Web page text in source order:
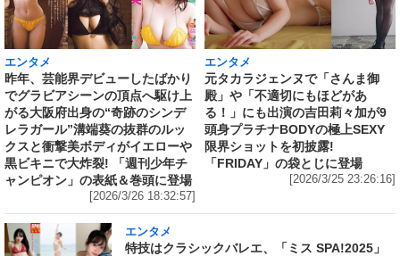
エンタメ
昨年、芸能界デビューしたばかり
でグラビアシーンの頂点へ駆け上
がる大阪府出身の“奇跡のシンデ
レラガール”溝端葵の抜群のルッ
クスと衝撃美ボディがイエローや
黒ビキニで大炸裂! 「週刊少年チ
ャンピオン」の表紙＆巻頭に登場
[2026/3/26 18:32:57]
エンタメ
元タカラジェンヌで「さんま御
殿」や「不適切にもほどがあ
る！」にも出演の吉田莉々加が9
頭身プラチナBODYの極上SEXY
限界ショットを初披露!
「FRIDAY」の袋とじに登場
[2026/3/25 23:26:16]
エンタメ
特技はクラシックバレエ、「ミス SPA!2025」